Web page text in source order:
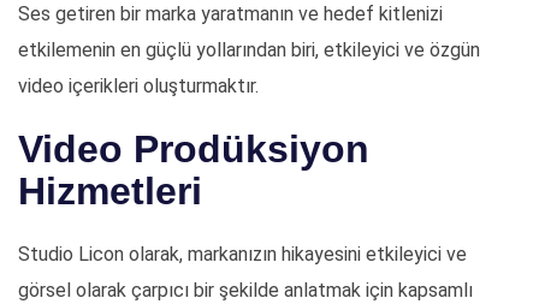
Ses getiren bir marka yaratmanın ve hedef kitlenizi
etkilemenin en güçlü yollarından biri, etkileyici ve özgün
video içerikleri oluşturmaktır.
Video Prodüksiyon
Hizmetleri
Studio Licon olarak, markanızın hikayesini etkileyici ve
görsel olarak çarpıcı bir şekilde anlatmak için kapsamlı